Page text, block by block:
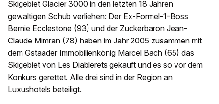
Skigebiet Glacier 3000 in den letzten 18 Jahren
gewaltigen Schub verliehen: Der Ex-Formel-1-Boss
Bernie Ecclestone (93) und der Zuckerbaron Jean-
Claude Mimran (78) haben im Jahr 2005 zusammen mit
dem Gstaader Immobilienkönig Marcel Bach (65) das
Skigebiet von Les Diablerets gekauft und es so vor dem
Konkurs gerettet. Alle drei sind in der Region an
Luxushotels beteiligt.